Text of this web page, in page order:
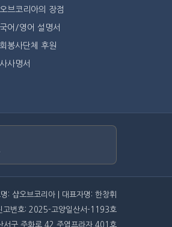
브코리아의 장점
어/영어 설명서
봉사단체 후원
사명서
: 샵오브코리아 | 대표자명: 한창휘
고번호: 2025-고양일산서-1193호
서구 주화로 42 주엽프라자 401호